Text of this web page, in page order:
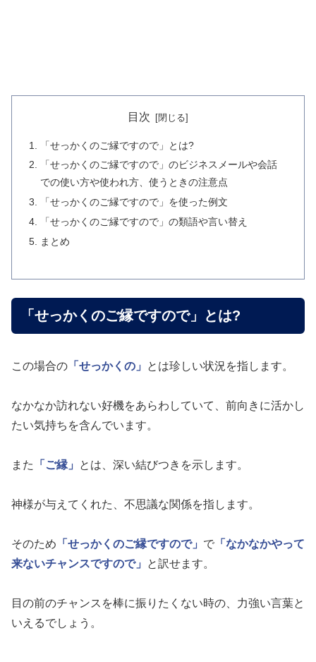
目次
「せっかくのご縁ですので」とは?
「せっかくのご縁ですので」のビジネスメールや会話
での使い方や使われ方、使うときの注意点
「せっかくのご縁ですので」を使った例文
「せっかくのご縁ですので」の類語や言い替え
まとめ
「せっかくのご縁ですので」とは?
この場合の 「せっかくの」 とは珍しい状況を指します。
なかなか訪れない好機をあらわしていて、前向きに活かし
たい気持ちを含んでいます。
また 「ご縁」 とは、深い結びつきを示します。
神様が与えてくれた、不思議な関係を指します。
そのため 「せっかくのご縁ですので」 で 「なかなかやって
来ないチャンスですので」
と訳せます。
目の前のチャンスを棒に振りたくない時の、力強い言葉と
いえるでしょう。